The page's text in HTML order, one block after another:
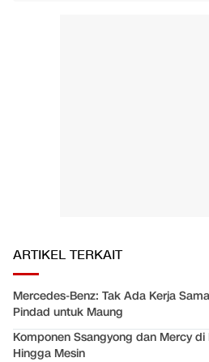
ARTIKEL TERKAIT
Mercedes-Benz: Tak Ada Kerja
Pindad untuk Maung
Komponen Ssangyong dan Mercy
Hingga Mesin